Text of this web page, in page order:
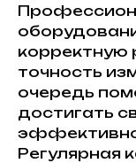
корректную
точность
очередь
достигать
Регулярная